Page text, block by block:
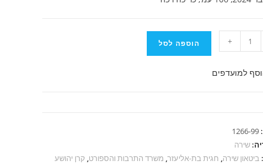
+ הוספה לסל
למועדפים
1266-99
שירה
ביטאון שירה, חגית בת-אליעזר, משרד התרבות והספורט, קרן יהושע